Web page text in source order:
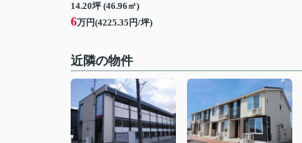
14.20坪 (46.96㎡)
6万円(4225.35円/坪)
近隣の物件